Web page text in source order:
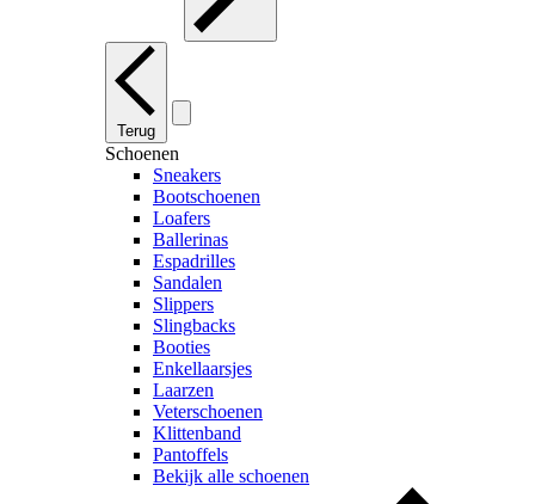
Terug
Schoenen
Sneakers
Bootschoenen
Loafers
Ballerinas
Espadrilles
Sandalen
Slippers
Slingbacks
Booties
Enkellaarsjes
Laarzen
Veterschoenen
Klittenband
Pantoffels
Bekijk alle schoenen